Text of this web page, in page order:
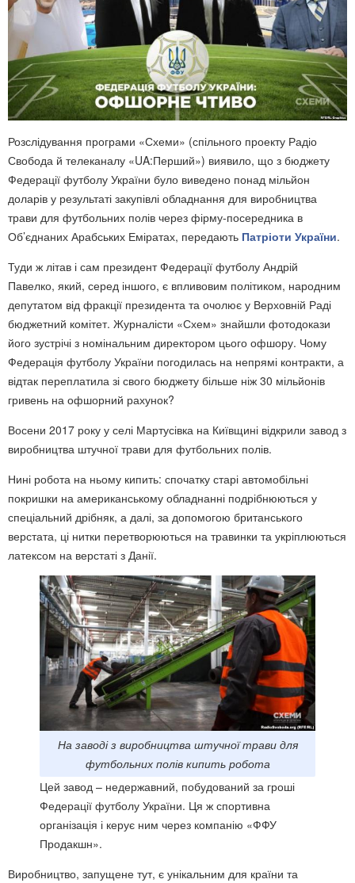
Розслідування програми «Схеми» (спільного проекту Радіо
Свобода й телеканалу «UA:Перший») виявило, що з бюджету
Федерації футболу України було виведено понад мільйон
доларів у результаті закупівлі обладнання для виробництва
трави для футбольних полів через фірму-посередника в
Об’єднаних Арабських Еміратах, передають Патріоти України.
Туди ж літав і сам президент Федерації футболу Андрій
Павелко, який, серед іншого, є впливовим політиком, народним
депутатом від фракції президента та очолює у Верховній Раді
бюджетний комітет. Журналісти «Схем» знайшли фотодокази
його зустрічі з номінальним директором цього офшору. Чому
Федерація футболу України погодилась на непрямі контракти, а
відтак переплатила зі свого бюджету більше ніж 30 мільйонів
гривень на офшорний рахунок?
Восени 2017 року у селі Мартусівка на Київщині відкрили завод з
виробництва штучної трави для футбольних полів.
Нині робота на ньому кипить: спочатку старі автомобільні
покришки на американському обладнанні подрібнюються у
спеціальний дрібняк, а далі, за допомогою британського
верстата, ці нитки перетворюються на травинки та укріплюються
латексом на верстаті з Данії.
На заводі з виробництва штучної трави для
футбольних полів кипить робота
Цей завод – недержавний, побудований за гроші
Федерації футболу України. Ця ж спортивна
організація і керує ним через компанію «ФФУ
Продакшн».
Виробництво, запущене тут, є унікальним для країни та